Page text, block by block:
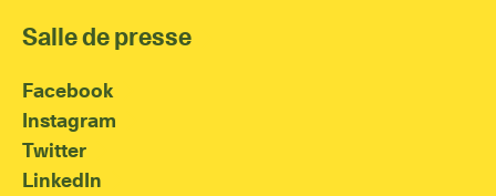
Salle de presse
Facebook
Instagram
Twitter
LinkedIn